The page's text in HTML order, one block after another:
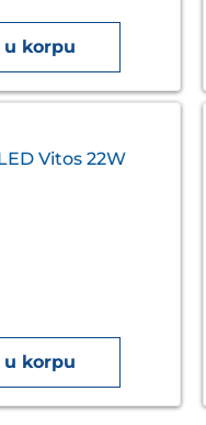
u korpu
Vitos 22W
u korpu